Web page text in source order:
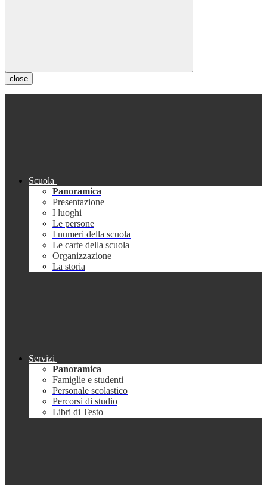
close
Scuola
Panoramica
Presentazione
I luoghi
Le persone
I numeri della scuola
Le carte della scuola
Organizzazione
La storia
Servizi
Panoramica
Famiglie e studenti
Personale scolastico
Percorsi di studio
Libri di Testo